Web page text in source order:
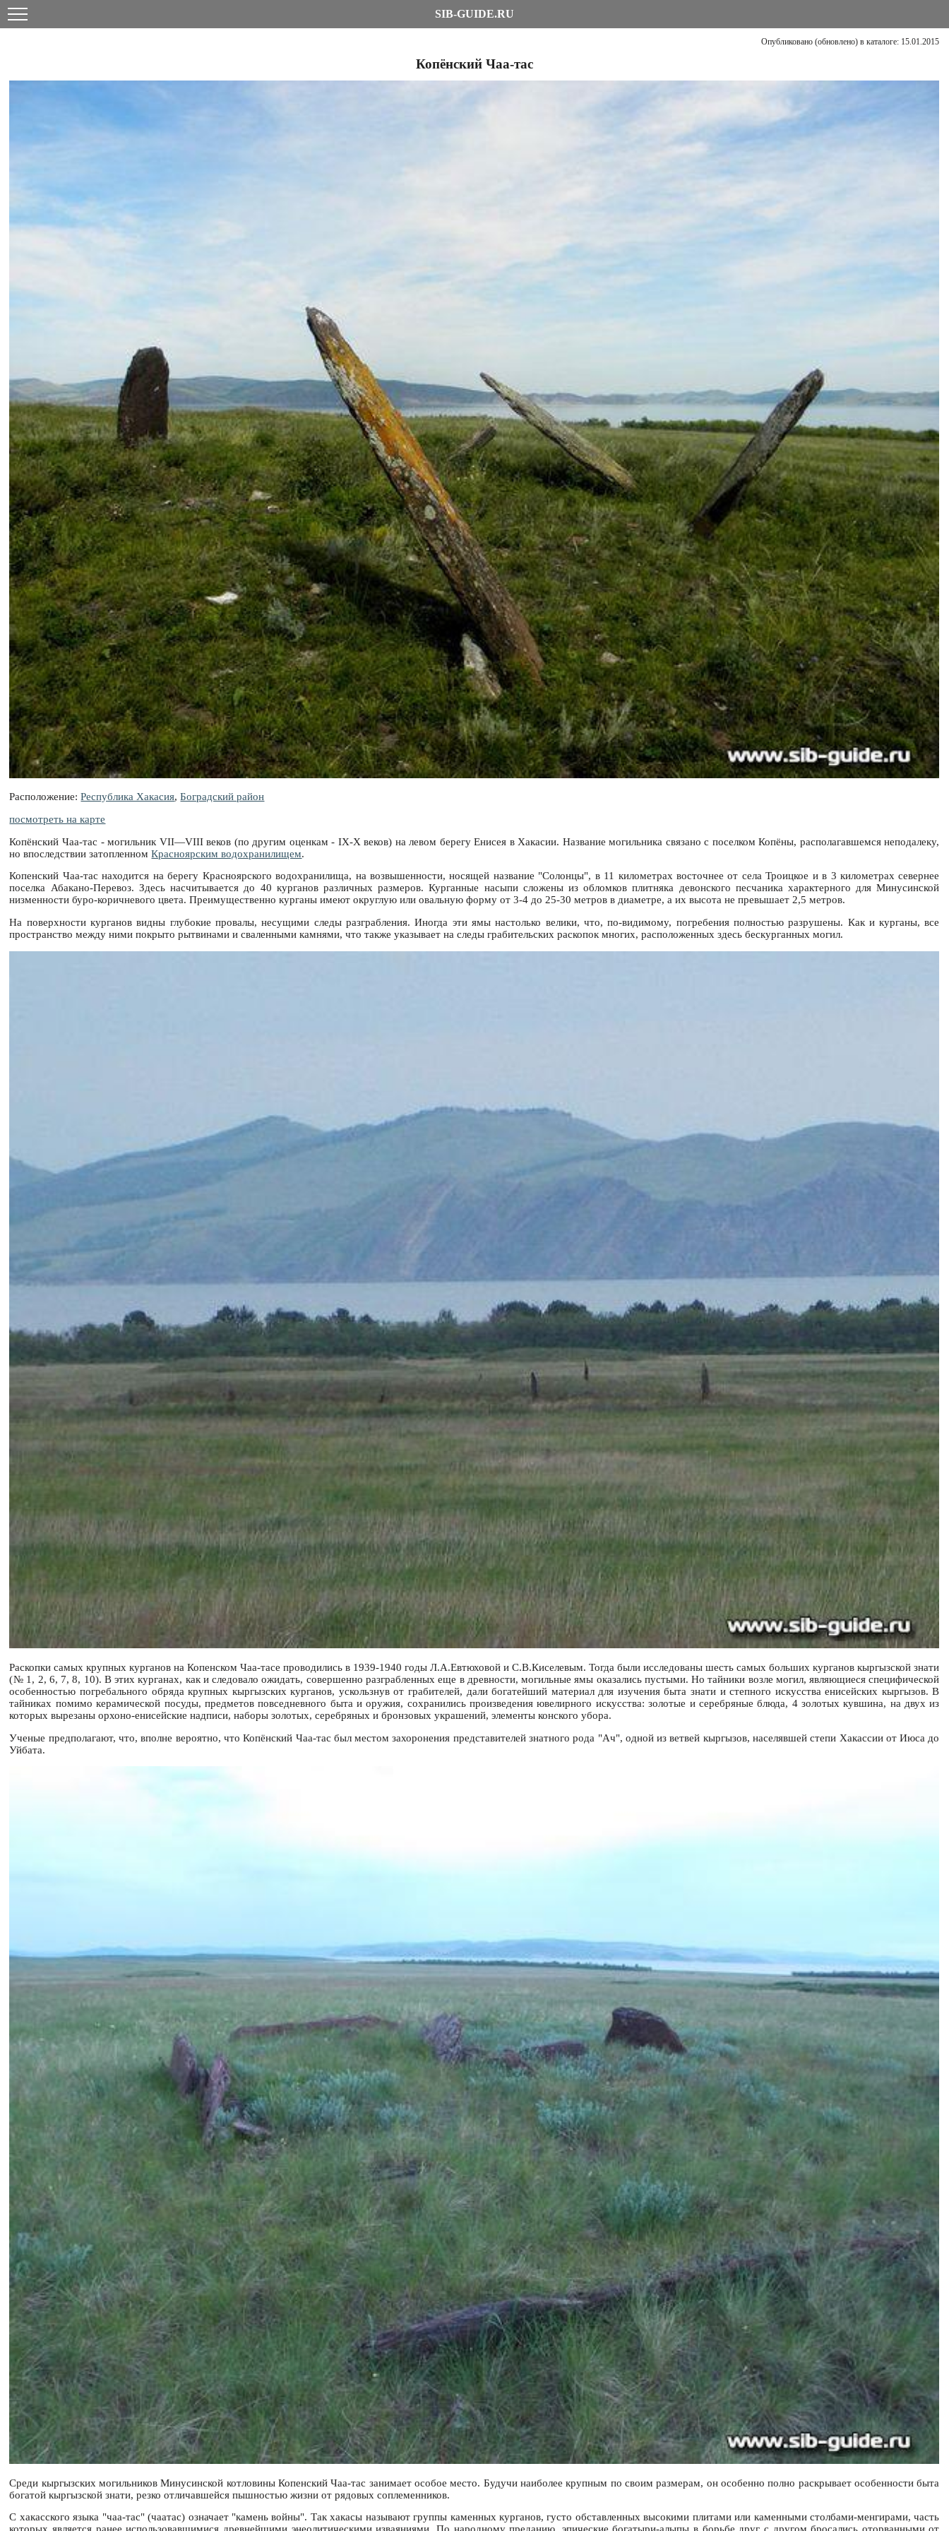
SIB-GUIDE.RU
Опубликовано (обновлено) в каталоге: 15.01.2015
Копёнский Чаа-тас
Расположение:Республика Хакасия,Боградский район
посмотреть на карте
Копёнский Чаа-тас - могильник VII—VIII веков (по другим оценкам - IX-X веков) на левом берегу Енисея в Хакасии. Название могильника связано с поселком Копёны, располагавшемся неподалеку,
но впоследствии затопленномКрасноярским водохранилищем.
Копенский Чаа-тас находится на берегу Красноярского водохранилища, на возвышенности, носящей название "Солонцы", в 11 километрах восточнее от села Троицкое и в 3 километрах севернее
поселка Абакано-Перевоз. Здесь насчитывается до 40 курганов различных размеров. Курганные насыпи сложены из обломков плитняка девонского песчаника характерного для Минусинской
низменности буро-коричневого цвета. Преимущественно курганы имеют округлую или овальную форму от 3-4 до 25-30 метров в диаметре, а их высота не превышает 2,5 метров.
На поверхности курганов видны глубокие провалы, несущими следы разграбления. Иногда эти ямы настолько велики, что, по-видимому, погребения полностью разрушены. Как и курганы, все
пространство между ними покрыто рытвинами и сваленными камнями, что также указывает на следы грабительских раскопок многих, расположенных здесь бескурганных могил.
Раскопки самых крупных курганов на Копенском Чаа-тасе проводились в 1939-1940 годы Л.А.Евтюховой и С.В.Киселевым. Тогда были исследованы шесть самых больших курганов кыргызской знати
(№ 1, 2, 6, 7, 8, 10). В этих курганах, как и следовало ожидать, совершенно разграбленных еще в древности, могильные ямы оказались пустыми. Но тайники возле могил, являющиеся специфической
особенностью погребального обряда крупных кыргызских курганов, ускользнув от грабителей, дали богатейший материал для изучения быта знати и степного искусства енисейских кыргызов. В
тайниках помимо керамической посуды, предметов повседневного быта и оружия, сохранились произведения ювелирного искусства: золотые и серебряные блюда, 4 золотых кувшина, на двух из
которых вырезаны орхоно-енисейские надписи, наборы золотых, серебряных и бронзовых украшений, элементы конского убора.
Ученые предполагают, что, вполне вероятно, что Копёнский Чаа-тас был местом захоронения представителей знатного рода "Ач", одной из ветвей кыргызов, населявшей степи Хакассии от Июса до
Уйбата.
Среди кыргызских могильников Минусинской котловины Копенский Чаа-тас занимает особое место. Будучи наиболее крупным по своим размерам, он особенно полно раскрывает особенности быта
богатой кыргызской знати, резко отличавшейся пышностью жизни от рядовых соплеменников.
С хакасского языка "чаа-тас" (чаатас) означает "камень войны". Так хакасы называют группы каменных курганов, густо обставленных высокими плитами или каменными столбами-менгирами, часть